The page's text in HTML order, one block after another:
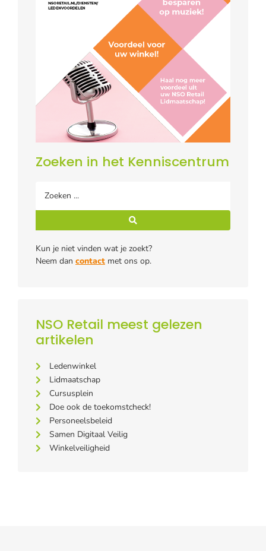
Zoeken in het Kenniscentrum
Kun je niet vinden wat je zoekt?
Neem dan contact met ons op.
NSO Retail meest gelezen
artikelen
Ledenwinkel
Lidmaatschap
Cursusplein
Doe ook de toekomstcheck!
Personeelsbeleid
Samen Digitaal Veilig
Winkelveiligheid